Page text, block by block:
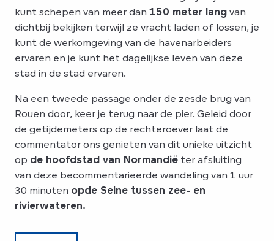
kunt schepen van meer dan 150 meter lang van
dichtbij bekijken terwijl ze vracht laden of lossen, je
kunt de werkomgeving van de havenarbeiders
ervaren en je kunt het dagelijkse leven van deze
stad in de stad ervaren.
Na een tweede passage onder de zesde brug van
Rouen door, keer je terug naar de pier. Geleid door
de getijdemeters op de rechteroever laat de
commentator ons genieten van dit unieke uitzicht
op de hoofdstad van Normandië ter afsluiting
van deze becommentarieerde wandeling van 1 uur
30 minuten opde Seine tussen zee- en
rivierwateren.